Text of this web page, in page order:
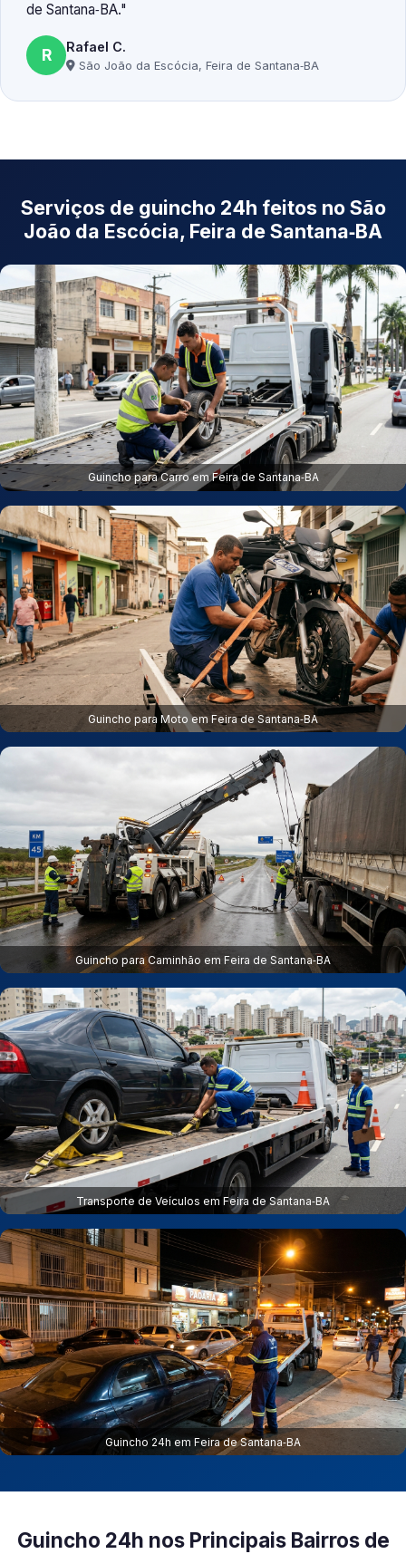
de Santana‑BA.
R Rafael C.
São João da Escócia, Feira de Santana‑BA
Serviços de guincho 24h feitos no São
João da Escócia, Feira de Santana‑BA
Guincho para Carro em Feira de Santana‑BA
Guincho para Moto em Feira de Santana‑BA
Guincho para Caminhão em Feira de Santana‑BA
Transporte de Veículos em Feira de Santana‑BA
Guincho 24h em Feira de Santana‑BA
Guincho 24h nos Principais Bairros de